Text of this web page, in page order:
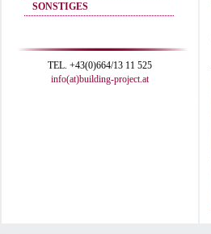
SONSTIGES
TEL. +43(0)664/13 11 525
info(at)building-project.at